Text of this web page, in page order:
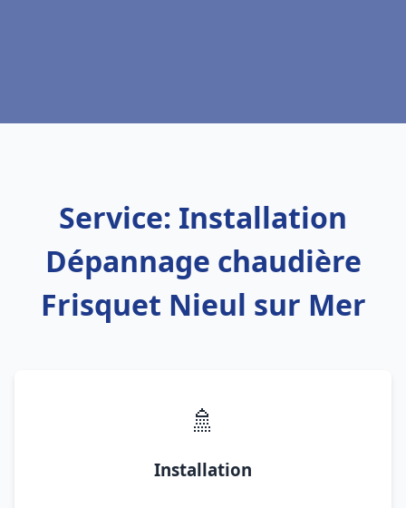
Service: Installation
Dépannage chaudière
Frisquet Nieul sur Mer
🚿
Installation